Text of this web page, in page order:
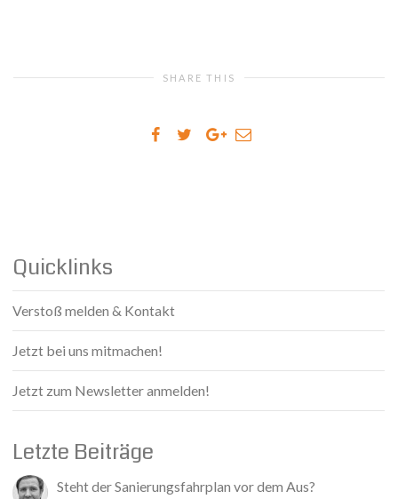
SHARE THIS
Quicklinks
Verstoß melden & Kontakt
Jetzt bei uns mitmachen!
Jetzt zum Newsletter anmelden!
Letzte Beiträge
Steht der Sanierungsfahrplan vor dem Aus?